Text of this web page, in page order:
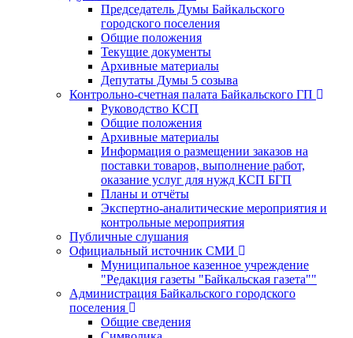
Председатель Думы Байкальского
городского поселения
Общие положения
Текущие документы
Архивные материалы
Депутаты Думы 5 созыва
Контрольно-счетная палата Байкальского ГП
Руководство КСП
Общие положения
Архивные материалы
Информация о размещении заказов на
поставки товаров, выполнение работ,
оказание услуг для нужд КСП БГП
Планы и отчёты
Экспертно-аналитические мероприятия и
контрольные мероприятия
Публичные слушания
Официальный источник СМИ
Муниципальное казенное учреждение
"Редакция газеты "Байкальская газета""
Администрация Байкальского городского
поселения
Общие сведения